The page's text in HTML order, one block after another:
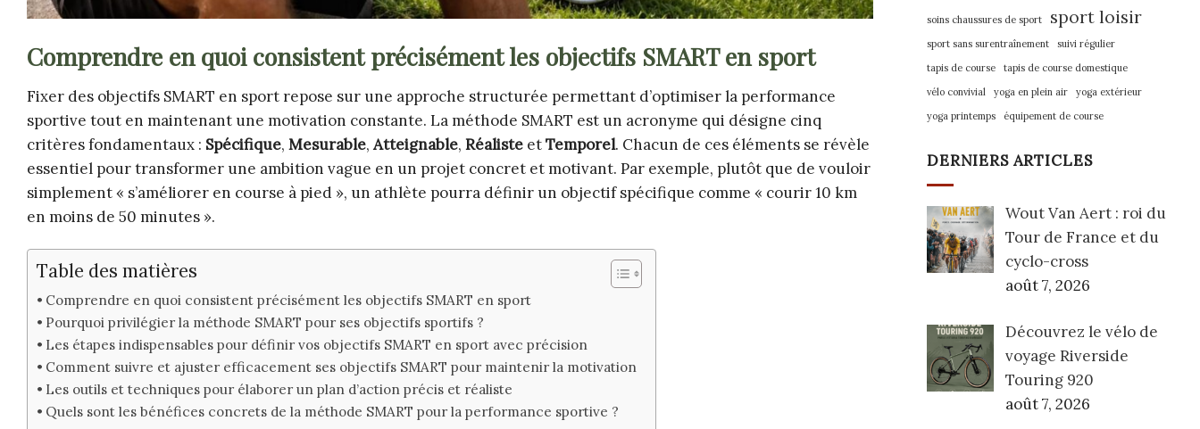
Comprendre en quoi consistent précisément les objectifs SMART en sport
Fixer des objectifs SMART en sport repose sur une approche structurée permettant d’optimiser la performance
sportive tout en maintenant une motivation constante. La méthode SMART est un acronyme qui désigne cinq
critères fondamentaux : Spécifique, Mesurable,Atteignable, Réaliste etTemporel. Chacun de ces éléments se révèle
essentiel pour transformer une ambition vague en un projet concret et motivant. Par exemple, plutôt que de vouloir
simplement « s’améliorer en course à pied », un athlète pourra définir un objectif spécifique comme « courir 10 km
en moins de 50 minutes ».
Table des matières
Comprendre en quoi consistent précisément les objectifs SMART en sport
Pourquoi privilégier la méthode SMART pour ses objectifs sportifs ?
Les étapes indispensables pour définir vos objectifs SMART en sport avec précision
Comment suivre et ajuster efficacement ses objectifs SMART pour maintenir la motivation
Les outils et techniques pour élaborer un plan d’action précis et réaliste
Quels sont les bénéfices concrets de la méthode SMART pour la performance sportive ?
soins chaussures de sport sport loisir
sport sans surentraînement
suivi régulier
tapis de course
tapis de course domestique
vélo convivial
yoga en plein air
yoga extérieur
yoga printemps
équipement de course
DERNIERS ARTICLES
Wout Van Aert : roi du
Tour de France et du
cyclo-cross
août 7, 2026
Découvrez le vélo de
voyage Riverside
Touring 920
août 7, 2026